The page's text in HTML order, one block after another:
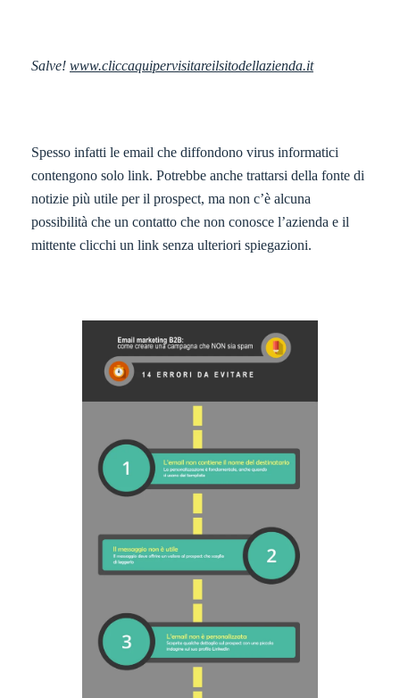
Salve! www.cliccaquipervisitareilsitodellazienda.it
Spesso infatti le email che diffondono virus informatici
contengono solo link. Potrebbe anche trattarsi della fonte di
notizie più utile per il prospect, ma non c’è alcuna
possibilità che un contatto che non conosce l’azienda e il
mittente clicchi un link senza ulteriori spiegazioni.